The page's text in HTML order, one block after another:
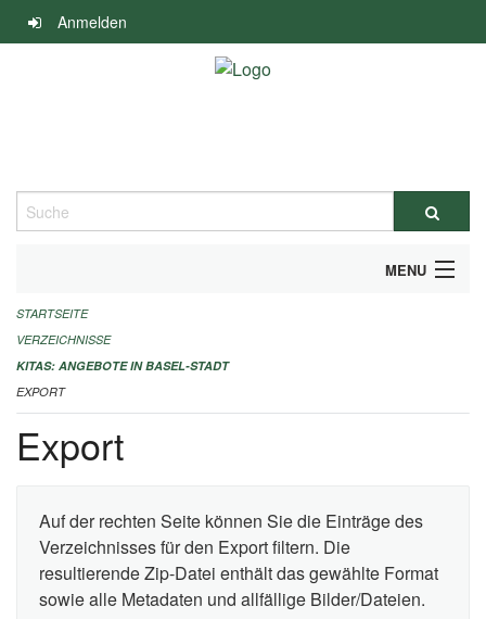
Navigation
überspringen
Anmelden
Suche
MENU
ALLGEMEINE INFORMATIONEN
IMPRESSUM
STARTSEITE
VERZEICHNISSE
KITAS: ANGEBOTE IN BASEL-STADT
EXPORT
Export
Auf der rechten Seite können Sie die Einträge des
Verzeichnisses für den Export filtern. Die
resultierende Zip-Datei enthält das gewählte Format
sowie alle Metadaten und allfällige Bilder/Dateien.